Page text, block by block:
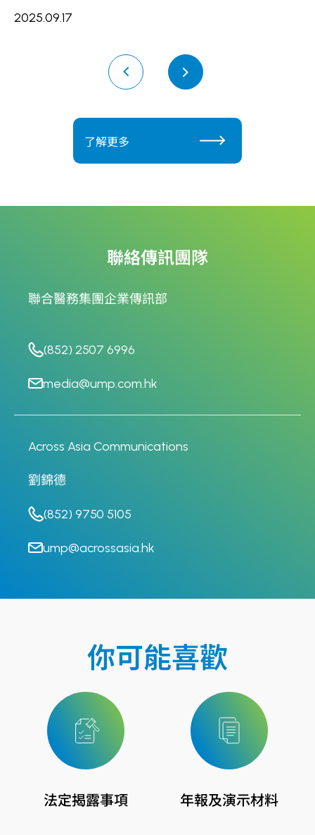
2025.09.17
了解更多
聯絡傳訊團隊
聯合醫務集團企業傳訊部
(852) 2507 6996
media@ump.com.hk
Across Asia Communications
劉錦德
(852) 9750 5105
ump@acrossasia.hk
你可能喜歡
法定揭露事項 年報及演示材料